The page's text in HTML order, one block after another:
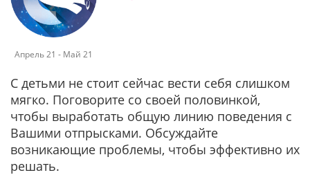
Апрель 21 - Май 21
С детьми не стоит сейчас вести себя слишком
мягко. Поговорите со своей половинкой,
чтобы выработать общую линию поведения с
Вашими отпрысками. Обсуждайте
возникающие проблемы, чтобы эффективно их
решать.